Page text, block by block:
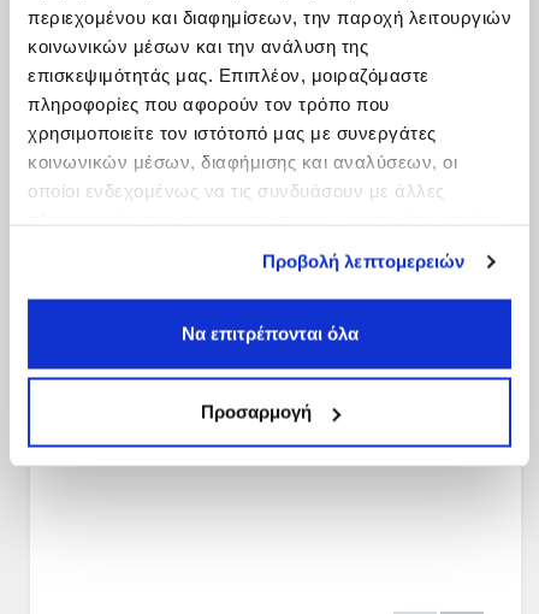
περιεχομένου και διαφημίσεων, την παροχή λειτουργιών
κοινωνικών μέσων και την ανάλυση της
επισκεψιμότητάς μας. Επιπλέον, μοιραζόμαστε
πληροφορίες που αφορούν τον τρόπο που
χρησιμοποιείτε τον ιστότοπό μας με συνεργάτες
κοινωνικών μέσων, διαφήμισης και αναλύσεων, οι
οποίοι ενδεχομένως να τις συνδυάσουν με άλλες
έχουν συλλέξει σε σχέση με την από μέρους σας χρήση
Προβολή λεπτομερειών
Να επιτρέπονται όλα
Προσαρμογή